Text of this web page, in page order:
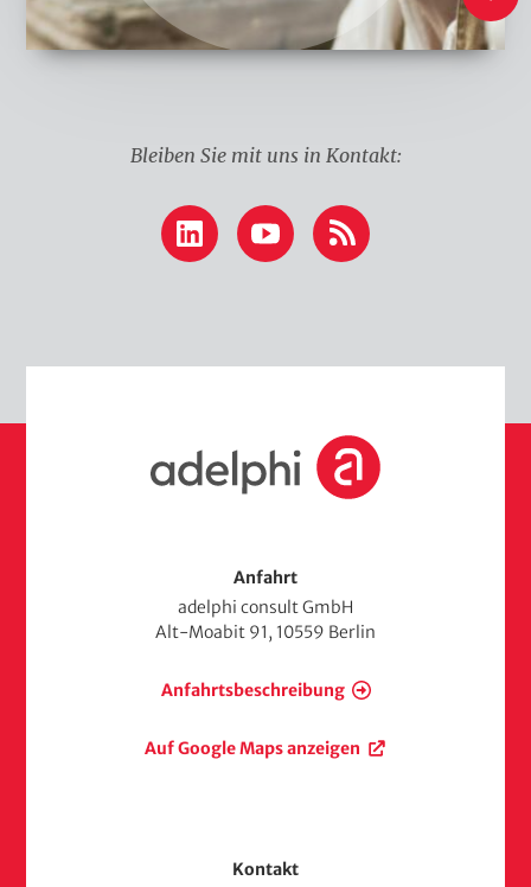
n
k
Bleiben Sie mit uns in Kontakt:
LinkedIn YouTube RSS
t
a
t
Anfahrt
adelphi consult GmbH
Alt-Moabit 91, 10559 Berlin
Anfahrtsbeschreibung
Auf Google Maps anzeigen
Kontakt